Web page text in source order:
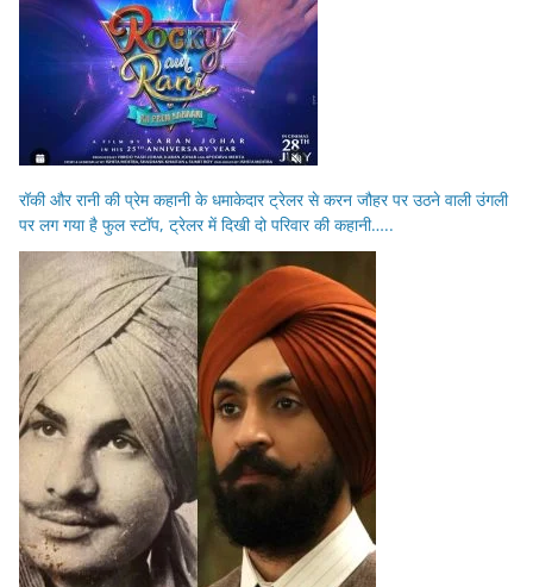
रॉकी और रानी की प्रेम कहानी के धमाकेदार ट्रेलर से करन जौहर पर उठने वाली उंगली
पर लग गया है फुल स्टॉप, ट्रेलर में दिखी दो परिवार की कहानी…..